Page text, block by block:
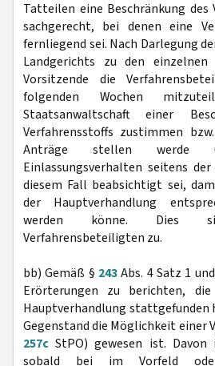
Tatteilen eine Beschränkung des
sachgerecht, bei denen eine
fernliegend sei. Nach Darlegung
Landgerichts zu den
Vorsitzende die
folgenden Wochen
Staatsanwaltschaft einer
Verfahrensstoffs zustimmen
Anträge stellen werde
Einlassungsverhalten seitens
diesem Fall beabsichtigt sei,
der Hauptverhandlung
werden könne. Dies
Verfahrensbeteiligten zu.
bb) Gemäß § 243Abs. 4 Satz 1
Erörterungen zu berichten,
Hauptverhandlung stattgefunden
Gegenstand die Möglichkeit einer
257c StPO) gewesen ist. Davon
sobald bei im Vorfeld